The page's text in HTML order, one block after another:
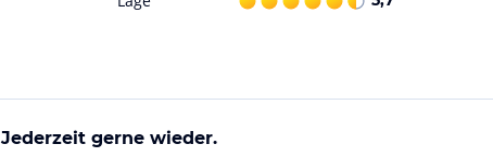
Jederzeit gerne wieder.